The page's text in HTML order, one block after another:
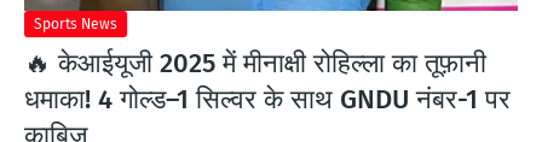
Sports News
🔥 केआईयूजी 2025 में मीनाक्षी रोहिल्ला का तूफ़ानी
धमाका! 4 गोल्ड–1 सिल्वर के साथ GNDU नंबर-1 पर
काबिज